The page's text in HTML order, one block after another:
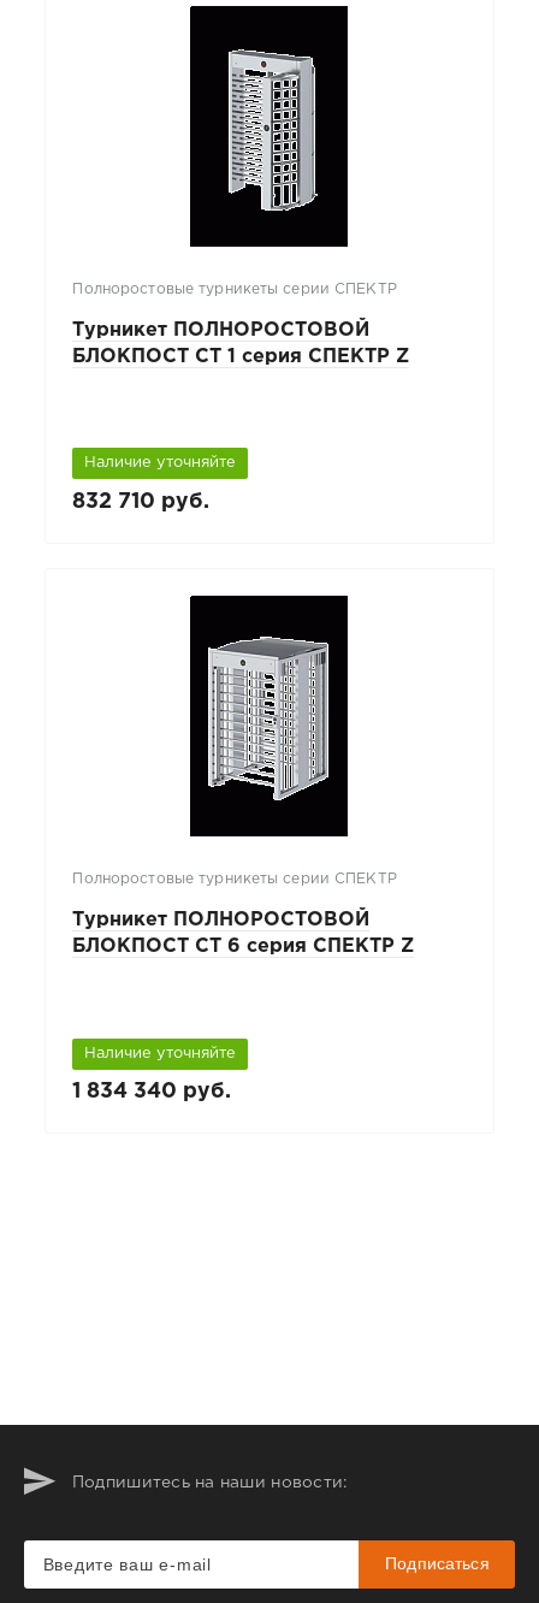
Полноростовые турникеты серии СПЕКТР
Турникет ПОЛНОРОСТОВОЙ
БЛОКПОСТ СТ 1 серия СПЕКТР Z
Наличие уточняйте
832 710 руб.
Полноростовые турникеты серии СПЕКТР
Турникет ПОЛНОРОСТОВОЙ
БЛОКПОСТ СТ 6 серия СПЕКТР Z
Наличие уточняйте
1 834 340 руб.
Подпишитесь на наши новости:
Подписаться